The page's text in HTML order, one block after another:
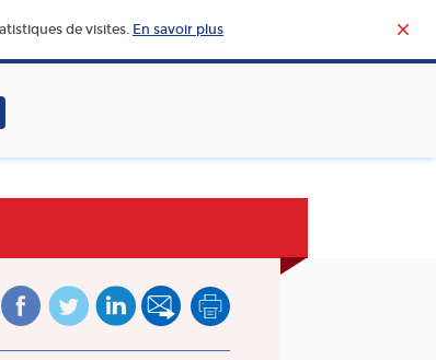
de visites. En savoir plus